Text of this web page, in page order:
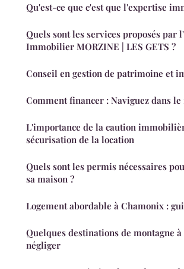
Qu'est-ce que c'est que l'expertise
Quels sont les services proposés par
Immobilier MORZINE | LES GETS ?
Conseil en gestion de patrimoine et
Comment financer : Naviguez dans
L'importance de la caution
sécurisation de la location
Quels sont les permis nécessaires
sa maison ?
Logement abordable à Chamonix :
Quelques destinations de montagne à
négliger